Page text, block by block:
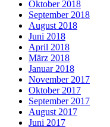
Oktober 2018
September 2018
August 2018
Juni 2018
April 2018
März 2018
Januar 2018
November 2017
Oktober 2017
September 2017
August 2017
Juni 2017